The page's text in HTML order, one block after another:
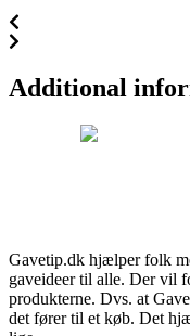
Additional
Gavetip.dk hjælper folk
gaveideer til alle. Der vil
produkterne. Dvs. at
det fører til et køb. Det